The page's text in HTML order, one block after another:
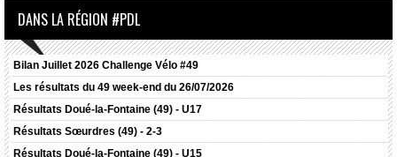
DANS LA RÉGION #PDL
Bilan Juillet 2026 Challenge Vélo #49
Les résultats du 49 week-end du 26/07/2026
Résultats Doué-la-Fontaine (49) - U17
Résultats Sœurdres (49) - 2-3
Résultats Doué-la-Fontaine (49) - U15